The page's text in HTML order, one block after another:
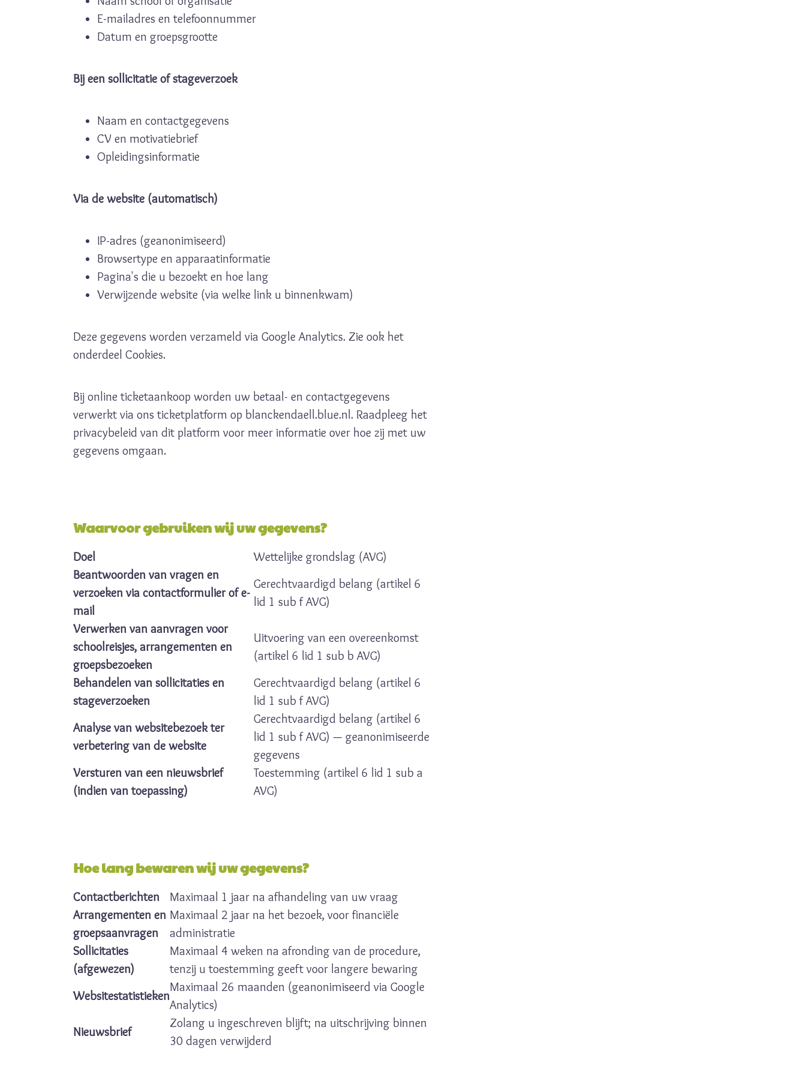
E-mailadres en telefoonnummer
Datum en groepsgrootte
Bij een sollicitatie of stageverzoek
Naam en contactgegevens
CV en motivatiebrief
Opleidingsinformatie
Via de website (automatisch)
IP-adres (geanonimiseerd)
Browsertype en apparaatinformatie
Pagina's die u bezoekt en hoe lang
Verwijzende website (via welke link u binnenkwam)
Deze gegevens worden verzameld via Google Analytics. Zie ook het
onderdeel Cookies.
Bij online ticketaankoop worden uw betaal- en contactgegevens
verwerkt via ons ticketplatform op blanckendaell.blue.nl. Raadpleeg het
privacybeleid van dit platform voor meer informatie over hoe zij met uw
gegevens omgaan.
Waarvoor gebruiken wij uw gegevens?
Doel
Wettelijke grondslag (AVG)
Beantwoorden van vragen en
verzoeken via contact­formulier of e-
mail
Gerechtvaardigd belang (artikel 6
lid 1 sub f AVG)
Verwerken van aanvragen voor
schoolreisjes, arrangementen en
groepsbezoeken
Uitvoering van een overeenkomst
(artikel 6 lid 1 sub b AVG)
Behandelen van sollicitaties en
stage­verzoeken
Gerechtvaardigd belang (artikel 6
lid 1 sub f AVG)
Analyse van websitebezoek ter
verbetering van de website
Gerechtvaardigd belang (artikel 6
lid 1 sub f AVG) — geanonimiseerde
gegevens
Versturen van een nieuwsbrief
(indien van toepassing)
Toestemming (artikel 6 lid 1 sub a
AVG)
Hoe lang bewaren wij uw gegevens?
Contactberichten
Maximaal 1 jaar na afhandeling van uw vraag
Arrangementen en
groepsaanvragen
Maximaal 2 jaar na het bezoek, voor financiële
administratie
Sollicitaties
(afgewezen)
Maximaal 4 weken na afronding van de procedure,
tenzij u toestemming geeft voor langere bewaring
Websitestatistieken
Maximaal 26 maanden (geanonimiseerd via Google
Analytics)
Nieuwsbrief
Zolang u ingeschreven blijft; na uitschrijving binnen
30 dagen verwijderd